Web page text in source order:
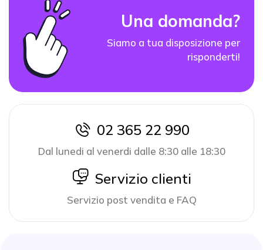
Una domanda?
Siamo a tua disposizione per
risponderti!
icon
02 365 22 990
Dal lunedi al venerdi dalle 8:30 alle 18:30
icon
Servizio clienti
Servizio post vendita e FAQ